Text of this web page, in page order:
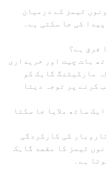
ٹیمز کے درمیان
کی جا سکتی ہے۔
فرق ہے؟
بات چیت اور خریداری
مارکیٹنگ گاہک کو
کرنے پر توجہ دیتا
ساتھ ملایا جا سکتا
کی کارکردگی
ٹیمز کا مقصد گاہک
ہے۔